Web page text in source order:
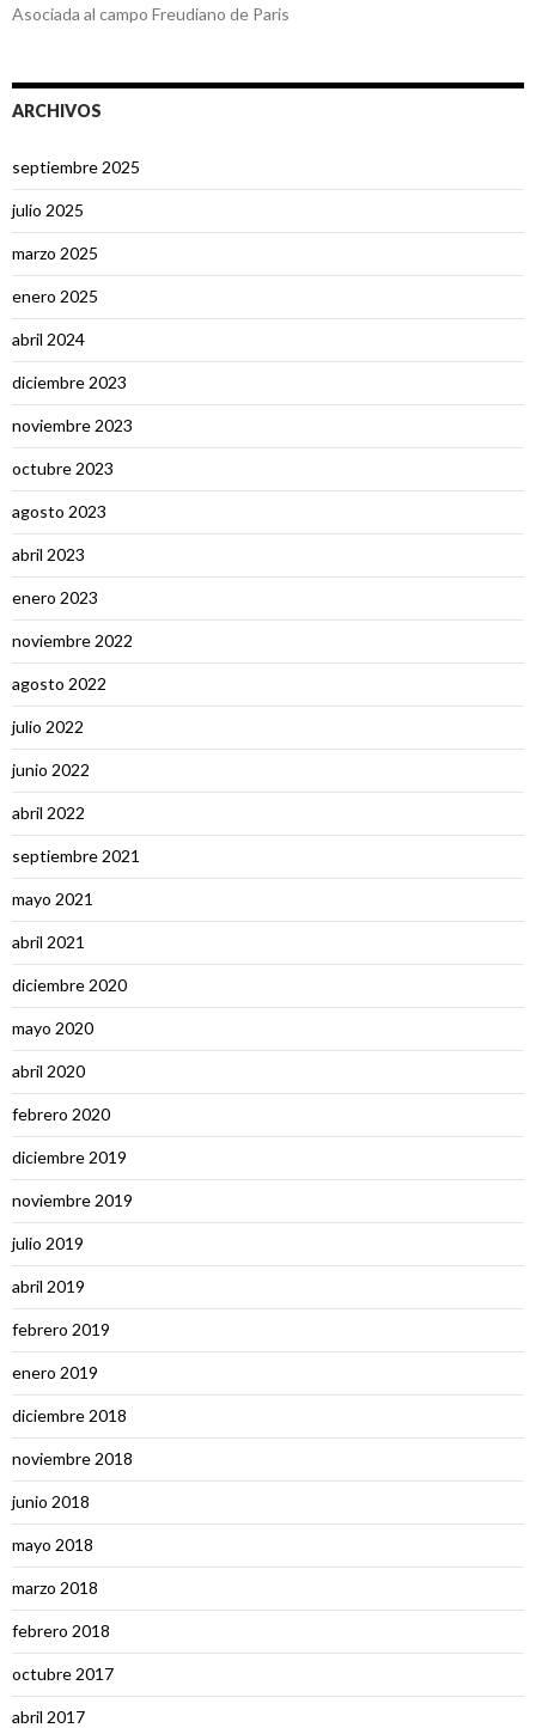
Asociada al campo Freudiano de Paris
ARCHIVOS
septiembre 2025
julio 2025
marzo 2025
enero 2025
abril 2024
diciembre 2023
noviembre 2023
octubre 2023
agosto 2023
abril 2023
enero 2023
noviembre 2022
agosto 2022
julio 2022
junio 2022
abril 2022
septiembre 2021
mayo 2021
abril 2021
diciembre 2020
mayo 2020
abril 2020
febrero 2020
diciembre 2019
noviembre 2019
julio 2019
abril 2019
febrero 2019
enero 2019
diciembre 2018
noviembre 2018
junio 2018
mayo 2018
marzo 2018
febrero 2018
octubre 2017
abril 2017